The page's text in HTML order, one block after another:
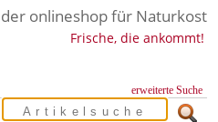
der onlineshop für Naturkost
Frische, die ankommt!
erweiterte Suche